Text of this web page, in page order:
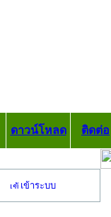
ดาวน์โหลด ติดต่อ
เข้าระบบ